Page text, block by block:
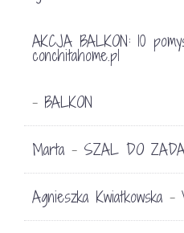
AKCJA BALKON: 10
conchitahome.pl
- BALKON
Marta - SZAL DO
Agnieszka Kwiatkowska -